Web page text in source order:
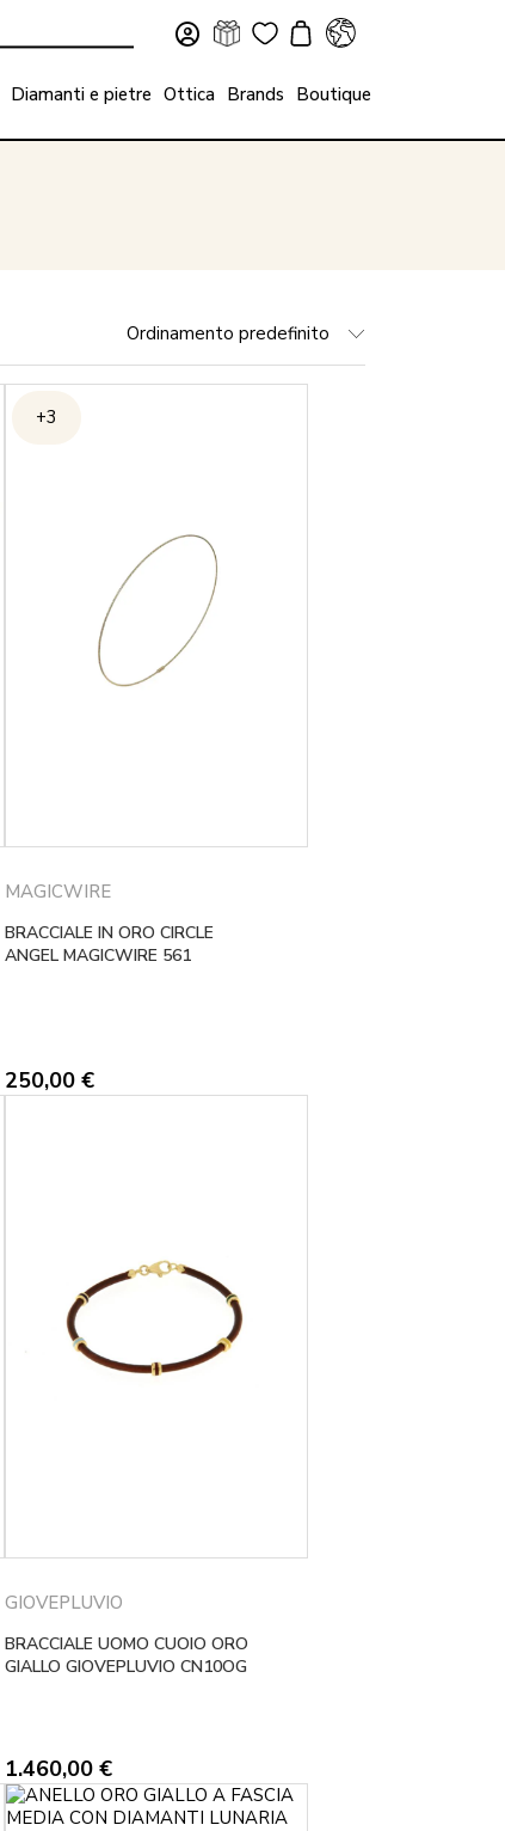
Diamanti e pietre Ottica Brands Boutique
Ordinamento predefinito
+3
MAGICWIRE
BRACCIALE IN ORO CIRCLE
ANGEL MAGICWIRE 561
250,00 €
GIOVEPLUVIO
BRACCIALE UOMO CUOIO ORO
GIALLO GIOVEPLUVIO CN10OG
1.460,00 €